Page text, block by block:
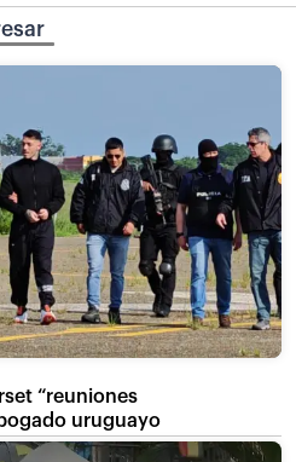
“reuniones
uruguayo